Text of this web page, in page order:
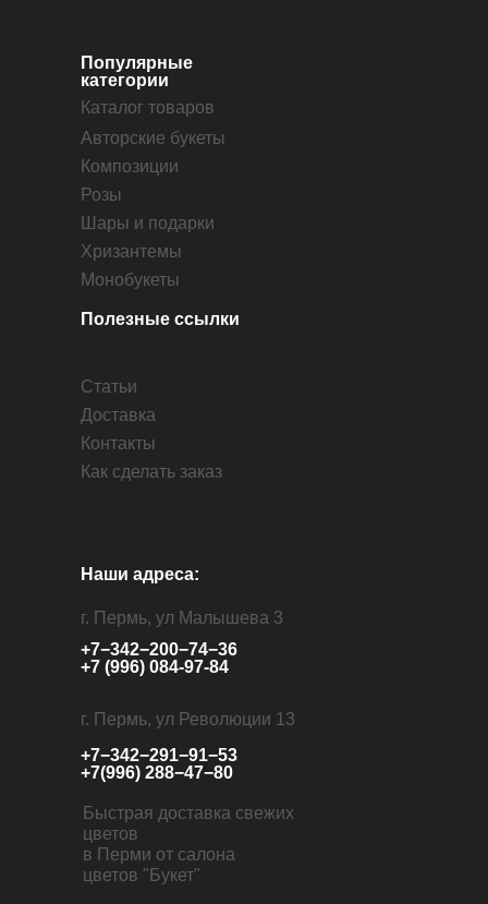
г. Пермь, ул Революции 13
г. Пермь, ул Малышева 3
Авторские букеты
Композиции
Розы
Шары и подарки
Хризантемы
Монобукеты
+7−342−291−91−53
+7(996) 288−47−80
+7−342−200−74−36
+7 (996) 084-97-84
Наши адреса:
Популярные
категории
Статьи
Доставка
Контакты
Как сделать заказ
Каталог товаров
Полезные ссылки
Быстрая доставка свежих
цветов
в Перми от салона
цветов "Букет"